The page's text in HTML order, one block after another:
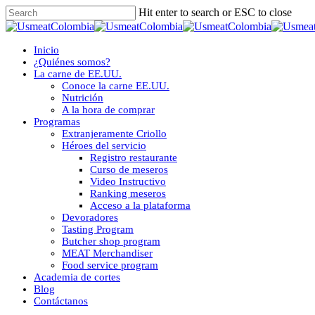
Skip
to
content
Hit enter to search or ESC to close
Close
Menu
Inicio
¿Quiénes somos?
La carne de EE.UU.
Conoce la carne EE.UU.
Nutrición
A la hora de comprar
Programas
Extranjeramente Criollo
Héroes del servicio
Registro restaurante
Curso de meseros
Video Instructivo
Ranking meseros
Acceso a la plataforma
Devoradores
Tasting Program
Butcher shop program
MEAT Merchandiser
Food service program
Academia de cortes
Blog
Contáctanos